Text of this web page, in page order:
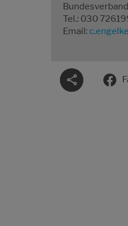
Tel.: 030
Email: